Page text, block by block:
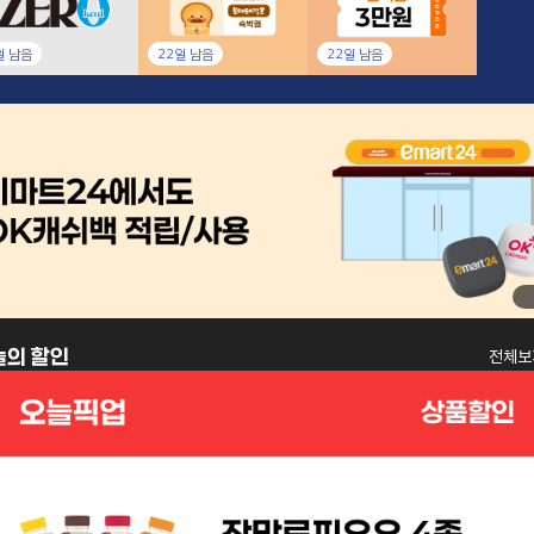
남음 22일 남음 22일 남음
의 할인 전체보
링크